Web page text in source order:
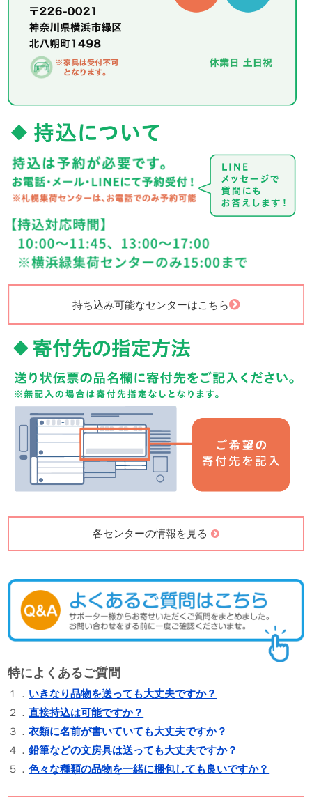
持ち込み可能なセンターはこちら
各センターの情報を見る
特によくあるご質問
１． いきなり品物を送っても大丈夫ですか？
２．直接持込は可能ですか？
３．衣類に名前が書いていても大丈夫ですか？
４．鉛筆などの文房具は送っても大丈夫ですか？
５．色々な種類の品物を一緒に梱包しても良いですか？